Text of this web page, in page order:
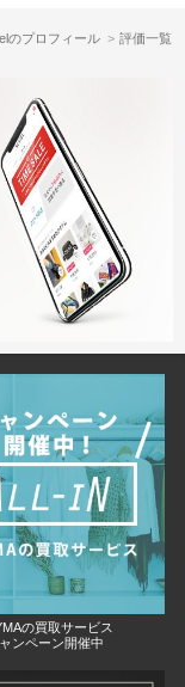
のプロフィール 評価一覧
の買取サービス
ンペーン開催中